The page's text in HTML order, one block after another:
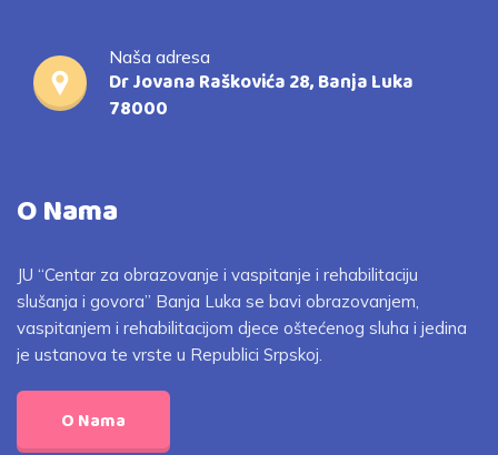
Naša adresa
Dr Jovana Raškovića 28, Banja Luka
78000
O Nama
JU “Centar za obrazovanje i vaspitanje i rehabilitaciju
slušanja i govora” Banja Luka se bavi obrazovanjem,
vaspitanjem i rehabilitacijom djece oštećenog sluha i jedina
je ustanova te vrste u Republici Srpskoj.
O Nama